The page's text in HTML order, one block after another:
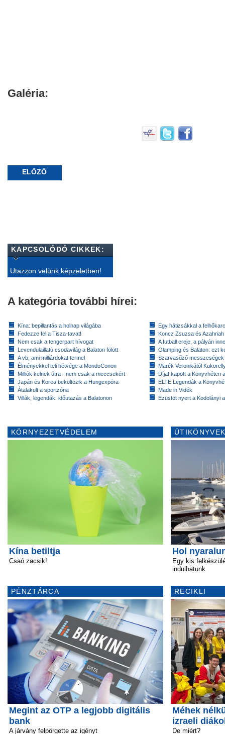
Galéria:
ELŐZŐ
KAPCSOLÓDÓ CIKKEK:
Utazzon velünk képzeletben!
A kategória további hírei:
Kína: bepillantás a holnap világába
Fedezze fel a Tisza-tavat!
Nem csak a tengerpart hívogat
Levendulaillatú csodavilág a Balaton fölött
A vb, ami milliárdokat termel
Élményekkel teli hétvége a MondoConon
Milliók kelnek útra - nem csak a meccsekért
Japán és Korea beköltözik a Hungexpóra
Átalakult a sportzóna
Villák, legendák: időutazás a Balatonon
Egy hátizsákkal a
Koncz Zsuzsa és
A futball ereje, a pályán
Glamping és Balaton: ezt
Szarvasűző messzeségek
Marék Veronikától
Díjat kapott a Könyvhéten
ELTE Legendák a
Made in Vidék
Ezüstöt nyert a Kodolányi
KÖRNYEZETVÉDELEM
Kína betiltja
Csaó zacsik!
PÉNZTÁRCA
Megint az OTP a legjobb digitális
bank
A járvány felpörgette az igényt
Hol
Egy kis
indulhatunk
RECIKLI
Méhek
izraeli
De miért?